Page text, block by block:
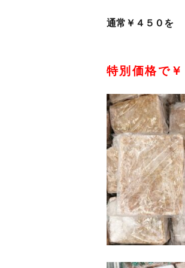
通常￥４５０を
特別価格で